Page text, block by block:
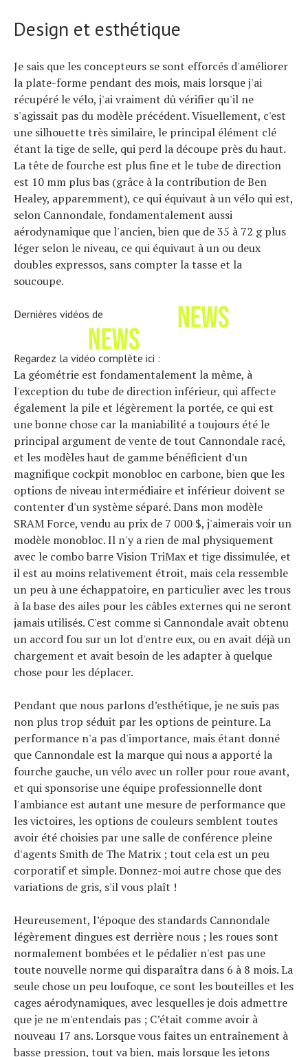
Design et esthétique
Je sais que les concepteurs se sont efforcés d'améliorer
la plate-forme pendant des mois, mais lorsque j'ai
récupéré le vélo, j'ai vraiment dû vérifier qu'il ne
s'agissait pas du modèle précédent. Visuellement, c'est
une silhouette très similaire, le principal élément clé
étant la tige de selle, qui perd la découpe près du haut.
La tête de fourche est plus fine et le tube de direction
est 10 mm plus bas (grâce à la contribution de Ben
Healey, apparemment), ce qui équivaut à un vélo qui est,
selon Cannondale, fondamentalement aussi
aérodynamique que l'ancien, bien que de 35 à 72 g plus
léger selon le niveau, ce qui équivaut à un ou deux
doubles expressos, sans compter la tasse et la
soucoupe.
Dernières vidéos de
Regardez la vidéo complète ici :
La géométrie est fondamentalement la même, à
l'exception du tube de direction inférieur, qui affecte
également la pile et légèrement la portée, ce qui est
une bonne chose car la maniabilité a toujours été le
principal argument de vente de tout Cannondale racé,
et les modèles haut de gamme bénéficient d'un
magnifique cockpit monobloc en carbone, bien que les
options de niveau intermédiaire et inférieur doivent se
contenter d'un système séparé. Dans mon modèle
SRAM Force, vendu au prix de 7 000 $, j'aimerais voir un
modèle monobloc. Il n'y a rien de mal physiquement
avec le combo barre Vision TriMax et tige dissimulée, et
il est au moins relativement étroit, mais cela ressemble
un peu à une échappatoire, en particulier avec les trous
à la base des ailes pour les câbles externes qui ne seront
jamais utilisés. C'est comme si Cannondale avait obtenu
un accord fou sur un lot d'entre eux, ou en avait déjà un
chargement et avait besoin de les adapter à quelque
chose pour les déplacer.
Pendant que nous parlons d’esthétique, je ne suis pas
non plus trop séduit par les options de peinture. La
performance n'a pas d'importance, mais étant donné
que Cannondale est la marque qui nous a apporté la
fourche gauche, un vélo avec un roller pour roue avant,
et qui sponsorise une équipe professionnelle dont
l'ambiance est autant une mesure de performance que
les victoires, les options de couleurs semblent toutes
avoir été choisies par une salle de conférence pleine
d'agents Smith de The Matrix ; tout cela est un peu
corporatif et simple. Donnez-moi autre chose que des
variations de gris, s'il vous plaît !
Heureusement, l’époque des standards Cannondale
légèrement dingues est derrière nous ; les roues sont
normalement bombées et le pédalier n'est pas une
toute nouvelle norme qui disparaîtra dans 6 à 8 mois. La
seule chose un peu loufoque, ce sont les bouteilles et les
cages aérodynamiques, avec lesquelles je dois admettre
que je ne m'entendais pas ; C’était comme avoir à
nouveau 17 ans. Lorsque vous faites un entraînement à
basse pression, tout va bien, mais lorsque les jetons
Actualités
Technologies
Tests de produits
Tendances
Tous nos articles
À propos